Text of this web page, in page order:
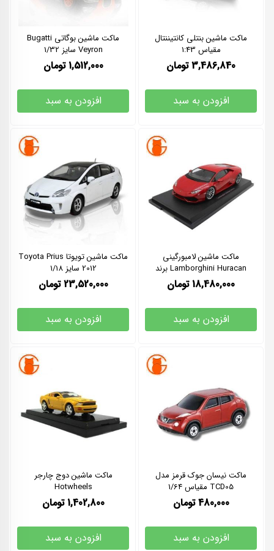
ماکت ماشین بنتلی کانتیننتال
مقیاس 1:43
3,486,840 تومان
افزودن به سبد
ماکت ماشین بوگاتی Bugatti
Veyron سایز 1/32
1,512,000 تومان
افزودن به سبد
ماکت ماشین لامبورگینی
Lamborghini Huracan برند
KYOSHO سایز 1/18
18,480,000 تومان
افزودن به سبد
ماکت ماشین تویوتا Toyota Prius
2012 سایز 1/18
23,520,000 تومان
افزودن به سبد
ماکت نیسان جوک قرمز مدل
TCD05 مقیاس 1/64
480,000 تومان
افزودن به سبد
ماکت ماشین دوج چارجر
Hotwheels
1,402,800 تومان
افزودن به سبد